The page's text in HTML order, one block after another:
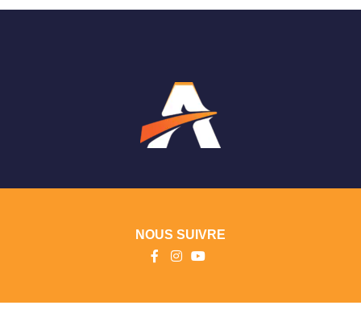
NOUS SUIVRE